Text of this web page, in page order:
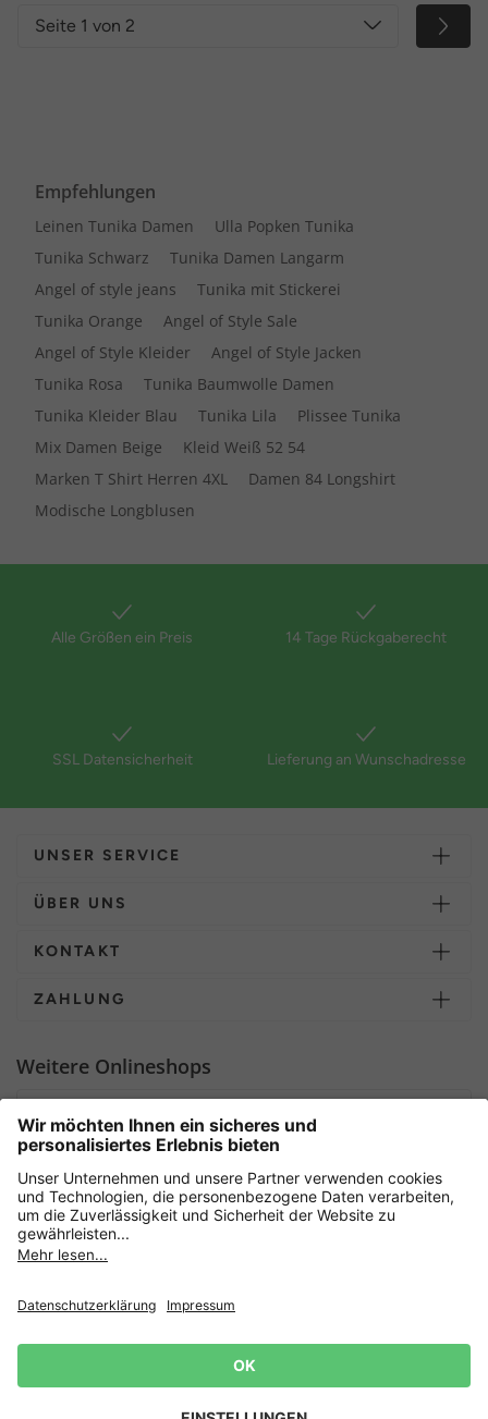
Seite 1 von 2
Empfehlungen
Leinen Tunika Damen
Ulla Popken Tunika
Tunika Schwarz
Tunika Damen Langarm
Angel of style jeans
Tunika mit Stickerei
Tunika Orange
Angel of Style Sale
Angel of Style Kleider
Angel of Style Jacken
Tunika Rosa
Tunika Baumwolle Damen
Tunika Kleider Blau
Tunika Lila
Plissee Tunika
Mix Damen Beige
Kleid Weiß 52 54
Marken T Shirt Herren 4XL
Damen 84 Longshirt
Modische Longblusen
Alle Größen ein Preis 14 Tage Rückgaberecht
SSL Datensicherheit Lieferung an Wunschadresse
UNSER SERVICE
ÜBER UNS
KONTAKT
ZAHLUNG
Weitere Onlineshops
Sicher einkaufen mit
Widerrufsrecht
Impressum
Newsletter
Jetzt